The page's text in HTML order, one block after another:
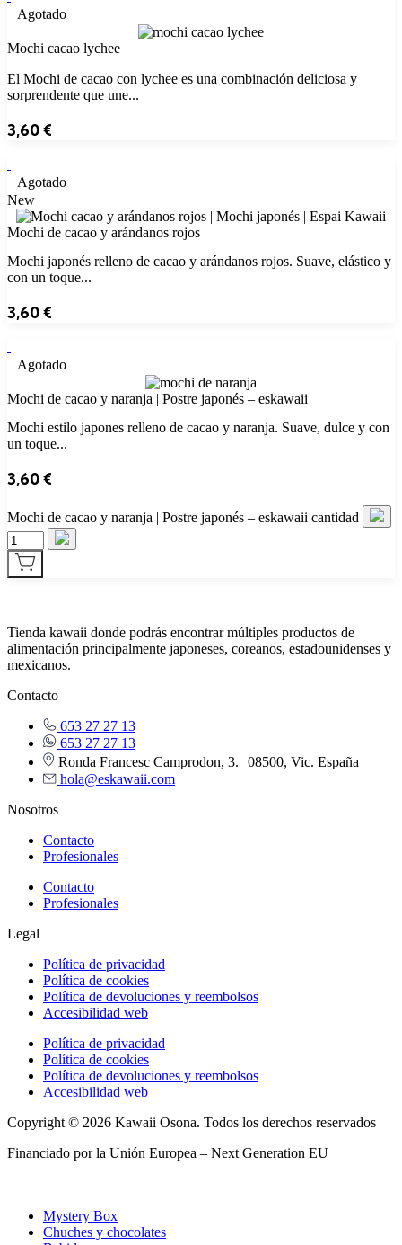
Agotado
Mochi cacao lychee
El Mochi de cacao con lychee es una combinación deliciosa y
sorprendente que une...
3,60€
Agotado
New
Mochi de cacao y arándanos rojos
Mochi japonés relleno de cacao y arándanos rojos. Suave, elástico y
con un toque...
3,60€
Agotado
Mochi de cacao y naranja | Postre japonés – eskawaii
Mochi estilo japones relleno de cacao y naranja. Suave, dulce y con
un toque...
3,60€
Mochi de cacao y naranja | Postre japonés – eskawaii cantidad
Tienda kawaii donde podrás encontrar múltiples productos de
alimentación principalmente japoneses, coreanos, estadounidenses y
mexicanos.
Contacto
653 27 27 13
653 27 27 13
Ronda Francesc Camprodon, 3. 08500, Vic. España
hola@eskawaii.com
Nosotros
Contacto
Profesionales
Contacto
Profesionales
Legal
Política de privacidad
Política de cookies
Política de devoluciones y reembolsos
Accesibilidad web
Política de privacidad
Política de cookies
Política de devoluciones y reembolsos
Accesibilidad web
Copyright © 2026 Kawaii Osona. Todos los derechos reservados
Financiado por la Unión Europea – Next Generation EU
Mystery Box
Chuches y chocolates